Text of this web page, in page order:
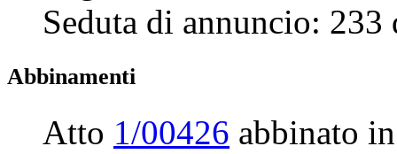
Seduta di annuncio: 233
Abbinamenti
Atto 1/00426 abbinato